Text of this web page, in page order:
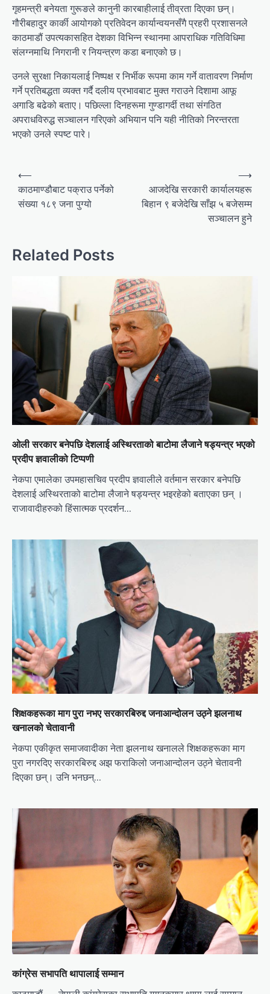
गृहमन्त्री बनेयता गुरूङले कानुनी कारबाहीलाई तीव्रता दिएका छन्।
गौरीबहादुर कार्की आयोगको प्रतिवेदन कार्यान्वयनसँगै प्रहरी प्रशासनले
काठमाडौं उपत्यकासहित देशका विभिन्न स्थानमा आपराधिक गतिविधिमा
संलग्नमाथि निगरानी र नियन्त्रण कडा बनाएको छ।
उनले सुरक्षा निकायलाई निष्पक्ष र निर्भीक रूपमा काम गर्ने वातावरण निर्माण
गर्ने प्रतिबद्धता व्यक्त गर्दै दलीय प्रभावबाट मुक्त गराउने दिशामा आफू
अगाडि बढेको बताए। पछिल्ला दिनहरूमा गुण्डागर्दी तथा संगठित
अपराधविरुद्ध सञ्चालन गरिएको अभियान पनि यही नीतिको निरन्तरता
भएको उनले स्पष्ट पारे।
Post
navigation
⟵
काठमाण्डौबाट पक्राउ पर्नेको
संख्या १८९ जना पुग्यो
आजदेखि सरकारी कार्यालयहरू
बिहान ९ बजेदेखि साँझ ५ बजेसम्म
सञ्चालन हुने
⟶
Related Posts
ओली सरकार बनेपछि देशलाई अस्थिरताको बाटोमा लैजाने षड्यन्त्र भएको
प्रदीप ज्ञवालीको टिप्पणी
नेकपा एमालेका उपमहासचिव प्रदीप ज्ञवालीले वर्तमान सरकार बनेपछि
देशलाई अस्थिरताको बाटोमा लैजाने षड्यन्त्र भइरहेको बताएका छन् ।
राजावादीहरुको हिंसात्मक प्रदर्शन…
शिक्षकहरूका माग पुरा नभए सरकारबिरुद्द जनाआन्दोलन उठ्ने झलनाथ
खनालको चेतावानी
नेकपा एकीकृत समाजवादीका नेता झलनाथ खनालले शिक्षकहरूका माग
पुरा नगरदिए सरकारबिरुद्द अझ फराकिलो जनाआन्दोलन उठ्ने चेतावनी
दिएका छन्। उनि भनछन्…
कांग्रेस सभापति थापालाई सम्मान